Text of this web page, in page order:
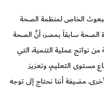
الخاص لمنظمة الصحة
كوفيد 19 ووزيرة الصحة سابقاً بمصر، أنَّ الصحة
نواتج عملية التنمية، التي
مستوى التعليم، وتعزيز
مضيفة أننا نحتاج إلى توجه